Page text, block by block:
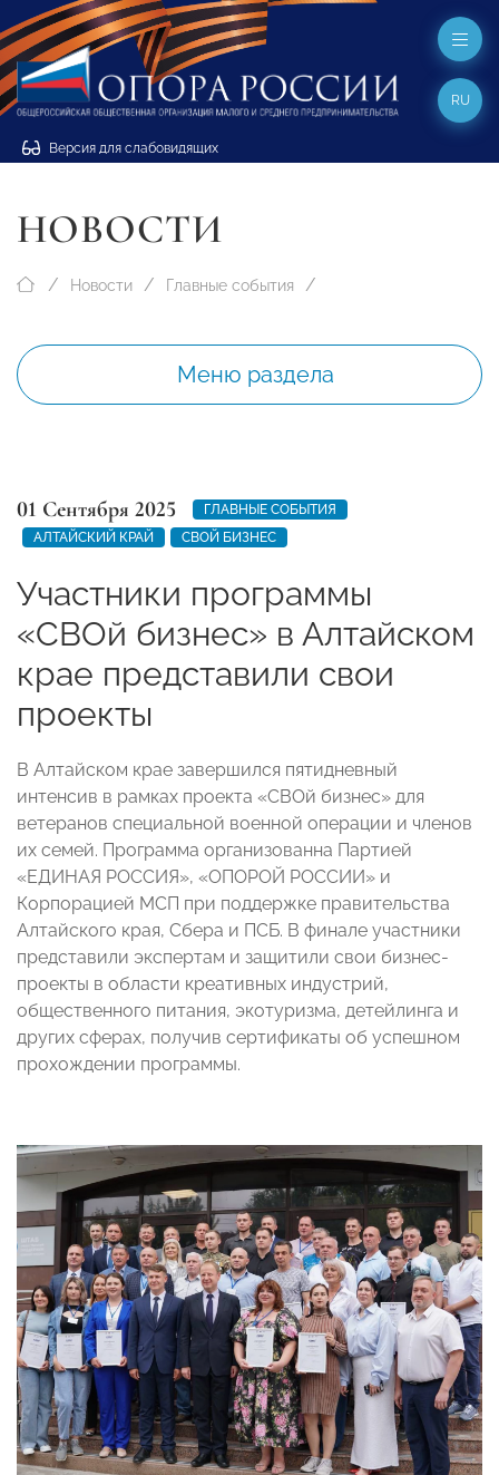
Версия для слабовидящих
RU
НОВОСТИ
Новости Главные события
Меню раздела
01 Сентября 2025
ГЛАВНЫЕ СОБЫТИЯ
АЛТАЙСКИЙ КРАЙ
СВОЙ БИЗНЕС
Участники программы
«СВОй бизнес» в Алтайском
крае представили свои
проекты
В Алтайском крае завершился пятидневный
интенсив в рамках проекта «СВОй бизнес» для
ветеранов специальной военной операции и членов
их семей. Программа организованна Партией
«ЕДИНАЯ РОССИЯ», «ОПОРОЙ РОССИИ» и
Корпорацией МСП при поддержке правительства
Алтайского края, Сбера и ПСБ. В финале участники
представили экспертам и защитили свои бизнес-
проекты в области креативных индустрий,
общественного питания, экотуризма, детейлинга и
других сферах, получив сертификаты об успешном
прохождении программы.